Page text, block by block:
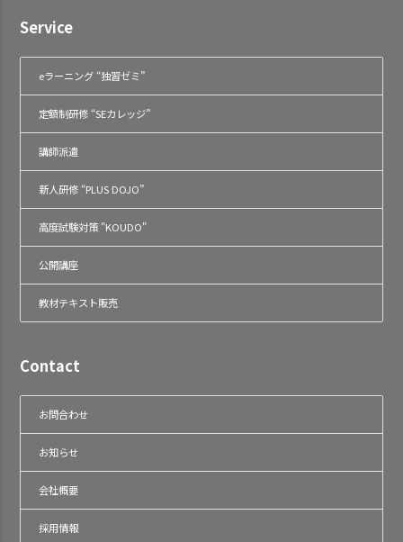
Service
eラーニング “独習ゼミ”
定額制研修 “SEカレッジ”
講師派遣
新人研修 “PLUS DOJO”
高度試験対策 "KOUDO"
公開講座
教材テキスト販売
Contact
お問合わせ
お知らせ
会社概要
採用情報